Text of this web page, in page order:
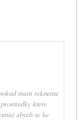
mam rekneme
ktere
abych se ke